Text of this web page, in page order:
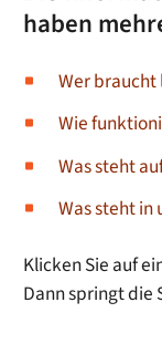
haben
Wer braucht
Wie
Was steht
Was steht in
Klicken Sie auf
Dann springt die